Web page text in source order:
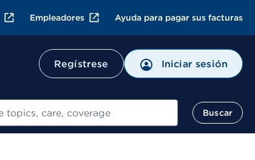
Empleadores Ayuda para pagar sus facturas
Regístrese Iniciar sesión
Buscar